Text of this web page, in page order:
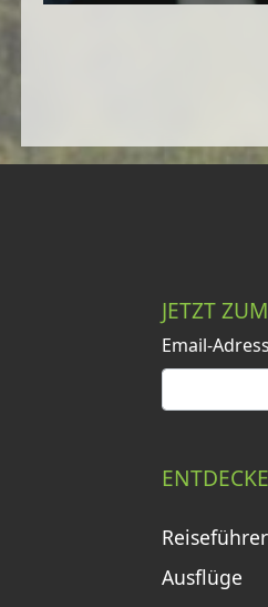
JETZT
Email-
Reiseführer
Ausflüge